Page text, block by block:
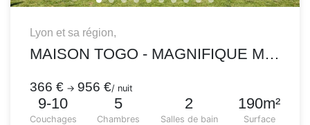
Lyon et sa région,
MAISON TOGO - MAGNIFIQUE MAISON D'ARCHITECTE CONTEMPORAINE
366 €→ 956 €/ nuit
9-10
Couchages
5
Chambres
2
Salles de bain
190m²
Surface